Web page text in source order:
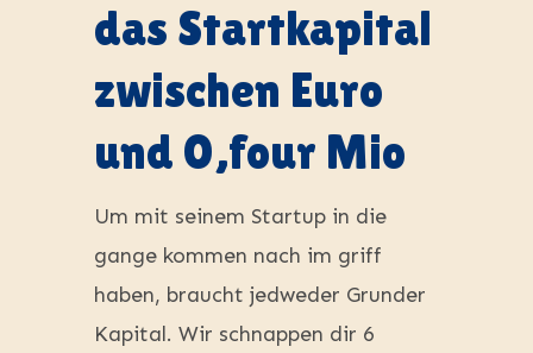
das Startkapital
zwischen Euro
und 0,four Mio
Um mit seinem Startup in die
gange kommen nach im griff
haben, braucht jedweder Grunder
Kapital. Wir schnappen dir 6